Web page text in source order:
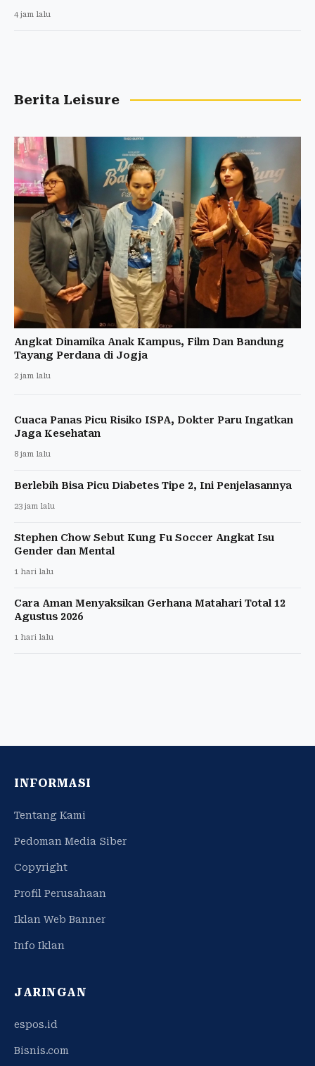
4 jam lalu
Berita Leisure
Angkat Dinamika Anak Kampus, Film Dan Bandung
Tayang Perdana di Jogja
2 jam lalu
Cuaca Panas Picu Risiko ISPA, Dokter Paru Ingatkan
Jaga Kesehatan
8 jam lalu
Berlebih Bisa Picu Diabetes Tipe 2, Ini Penjelasannya
23 jam lalu
Stephen Chow Sebut Kung Fu Soccer Angkat Isu
Gender dan Mental
1 hari lalu
Cara Aman Menyaksikan Gerhana Matahari Total 12
Agustus 2026
1 hari lalu
INFORMASI
Tentang Kami
Pedoman Media Siber
Copyright
Profil Perusahaan
Iklan Web Banner
Info Iklan
JARINGAN
espos.id
Bisnis.com